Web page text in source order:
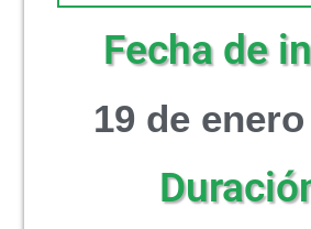
Fecha de
19 de